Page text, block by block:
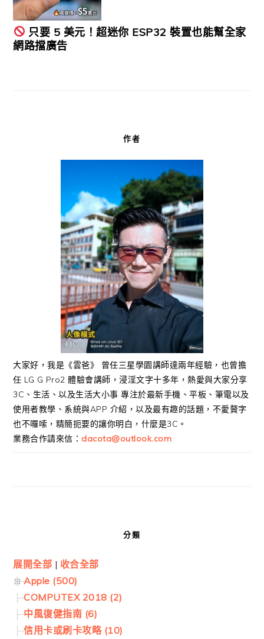
只要 5 美元！超迷你 ESP32 裝置也能幫全家
網路擋廣告
作者
大家好，我是《雲爸》 曾任三星學園講師達兩年經驗，也曾擔
任 LG G Pro2 體驗會講師，浸淫文字十多年，熱愛與大家分享
3C、生活、以及生活大小事 專注於最新手機、平板、筆電以及
使用者教學、系統與APP 介紹，以及最有趣的話題，不愛贅字
也不囉嗦，精簡扼要的讓你明白，什麼是3C。
業務合作請來信： dacota@outlook.com
分類
展開全部 | 收合全部
Apple (500)
COMPUTEX 2018 (2)
中風復健指南 (6)
信用卡或刷卡攻略 (10)